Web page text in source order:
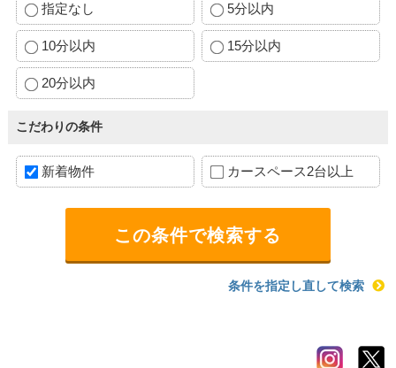
指定なし 5分以内
10分以内 15分以内
20分以内
こだわりの条件
新着物件 カースペース2台以上
条件を指定し直して検索